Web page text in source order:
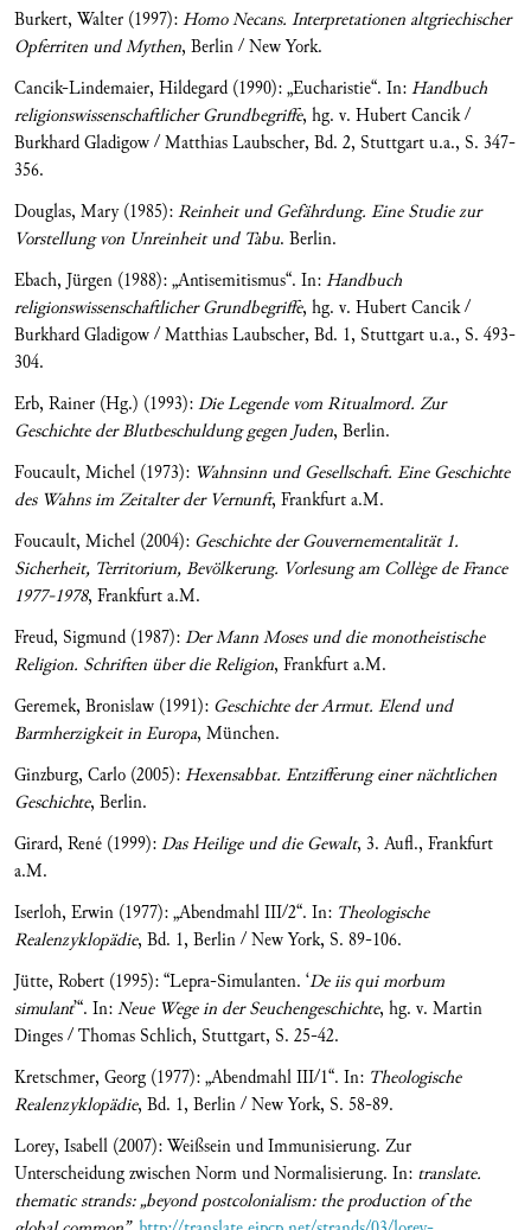
Burkert, Walter (1997):Homo Necans. Interpretationen altgriechischer
Opferriten und Mythen, Berlin / New York.
Cancik-Lindemaier, Hildegard (1990): „Eucharistie“. In:Handbuch
religionswissenschaftlicher Grundbegriffe, hg. v. Hubert Cancik /
Burkhard Gladigow / Matthias Laubscher, Bd. 2, Stuttgart u.a., S. 347-
356.
Douglas, Mary (1985):Reinheit und Gefährdung. Eine Studie zur
Vorstellung von Unreinheit und Tabu. Berlin.
Ebach, Jürgen (1988): „Antisemitismus“. In:Handbuch
religionswissenschaftlicher Grundbegriffe, hg. v. Hubert Cancik /
Burkhard Gladigow / Matthias Laubscher, Bd. 1, Stuttgart u.a., S. 493-
304.
Erb, Rainer (Hg.) (1993):Die Legende vom Ritualmord. Zur
Geschichte der Blutbeschuldung gegen Juden, Berlin.
Foucault, Michel (1973): Wahnsinn und Gesellschaft. Eine Geschichte
des Wahns im Zeitalter der Vernunft, Frankfurt a.M.
Foucault, Michel (2004): Geschichte der Gouvernementalität 1.
Sicherheit, Territorium, Bevölkerung. Vorlesung am Collège de France
1977-1978, Frankfurt a.M.
Freud, Sigmund (1987):Der Mann Moses und die monotheistische
Religion. Schriften über die Religion, Frankfurt a.M.
Geremek, Bronislaw (1991): Geschichte der Armut. Elend und
Barmherzigkeit in Europa, München.
Ginzburg, Carlo (2005):Hexensabbat. Entzifferung einer nächtlichen
Geschichte, Berlin.
Girard, René (1999):Das Heilige und die Gewalt, 3. Aufl., Frankfurt
a.M.
Iserloh, Erwin (1977): „Abendmahl III/2“. In: Theologische
Realenzyklopädie, Bd. 1, Berlin / New York, S. 89-106.
Jütte, Robert (1995): “Lepra-Simulanten. ‘De iis qui morbum
simulant’“. In:Neue Wege in der Seuchengeschichte, hg. v. Martin
Dinges / Thomas Schlich, Stuttgart, S. 25-42.
Kretschmer, Georg (1977): „Abendmahl III/1“. In: Theologische
Realenzyklopädie, Bd. 1, Berlin / New York, S. 58-89.
Lorey, Isabell (2007): Weißsein und Immunisierung. Zur
Unterscheidung zwischen Norm und Normalisierung. In: translate.
thematic strands: „beyond postcolonialism: the production of the